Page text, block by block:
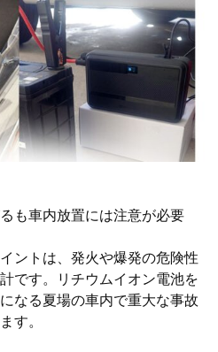
も車内放置には注意が必要
ントは、発火や爆発の危険性
です。リチウムイオン電池を
なる夏場の車内で重大な事故
す。